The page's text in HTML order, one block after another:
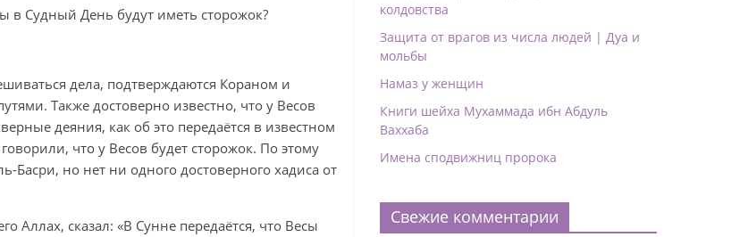
в Судный День будут иметь сторожок?
дела, подтверждаются Кораном и
Также достоверно известно, что у Весов
деяния, как об это передаётся в известном
что у Весов будет сторожок. По этому
Басри, но нет ни одного достоверного хадиса от
Аллах, сказал: «В Сунне передаётся, что Весы
колдовства
Защита от врагов из числа людей | Дуа и
мольбы
Намаз у женщин
Книги шейха Мухаммада ибн Абдуль
Ваххаба
Имена сподвижниц пророка
Свежие комментарии